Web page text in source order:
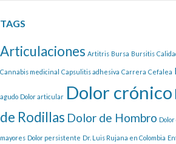
TAGS
Articulaciones Artitris Bursa Bursitis
Cannabis medicinal Capsulitis adhesiva Carrera Cefalea
agudo Dolor articular Dolor crónico
de Rodillas Dolor de Hombro
mayores Dolor persistente Dr. Luis Rujana en Colombia